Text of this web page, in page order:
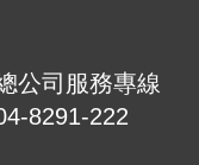
公司服務專線
8291-222